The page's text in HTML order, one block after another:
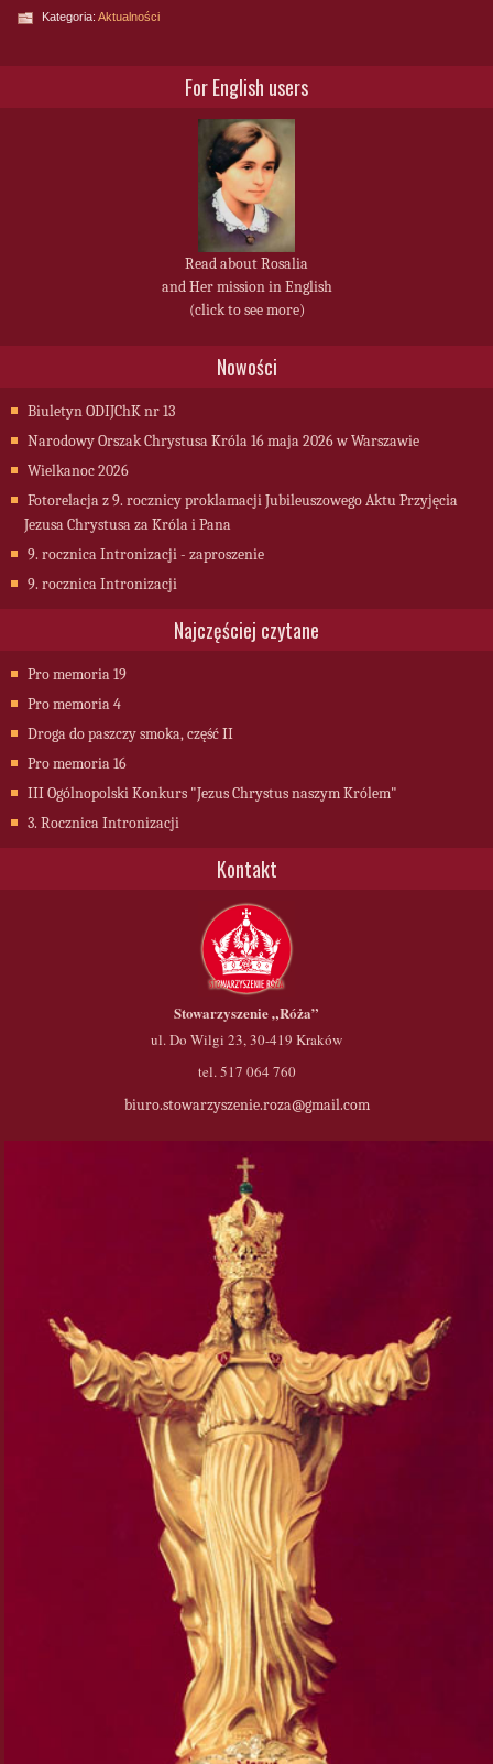
Kategoria: Aktualności
For English users
Read about Rosalia
and Her mission in English
(click to see more)
Nowości
Biuletyn ODIJChK nr 13
Narodowy Orszak Chrystusa Króla 16 maja 2026 w Warszawie
Wielkanoc 2026
Fotorelacja z 9. rocznicy proklamacji Jubileuszowego Aktu Przyjęcia
Jezusa Chrystusa za Króla i Pana
9. rocznica Intronizacji - zaproszenie
9. rocznica Intronizacji
Najczęściej czytane
Pro memoria 19
Pro memoria 4
Droga do paszczy smoka, część II
Pro memoria 16
III Ogólnopolski Konkurs "Jezus Chrystus naszym Królem"
3. Rocznica Intronizacji
Kontakt
Stowarzyszenie„Róża”
ul. Do Wilgi 23, 30-419 Kraków
tel. 517 064 760
biuro.stowarzyszenie.roza@gmail.com